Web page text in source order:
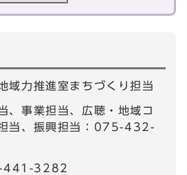
域力推進室まちづくり担当
、事業担当、広聴・地域コ
当、振興担当：075-432-
441-3282